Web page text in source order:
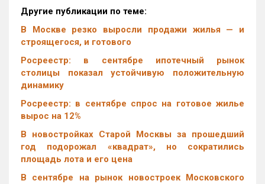
Другие публикации по теме:
В Москве резко выросли продажи жилья — и
строящегося, и готового
Росреестр: в сентябре ипотечный рынок
столицы показал устойчивую положительную
динамику
Росреестр: в сентябре спрос на готовое жилье
вырос на 12%
В новостройках Старой Москвы за прошедший
год подорожал «квадрат», но сократились
площадь лота и его цена
В сентябре на рынок новостроек Московского